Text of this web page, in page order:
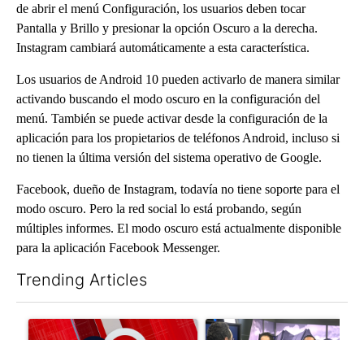
de abrir el menú Configuración, los usuarios deben tocar
Pantalla y Brillo y presionar la opción Oscuro a la derecha.
Instagram cambiará automáticamente a esta característica.
Los usuarios de Android 10 pueden activarlo de manera similar
activando buscando el modo oscuro en la configuración del
menú. También se puede activar desde la configuración de la
aplicación para los propietarios de teléfonos Android, incluso si
no tienen la última versión del sistema operativo de Google.
Facebook, dueño de Instagram, todavía no tiene soporte para el
modo oscuro. Pero la red social lo está probando, según
múltiples informes. El modo oscuro está actualmente disponible
para la aplicación Facebook Messenger.
Trending Articles
A trending article titled "Trump signs executive orders that
A trending article titled